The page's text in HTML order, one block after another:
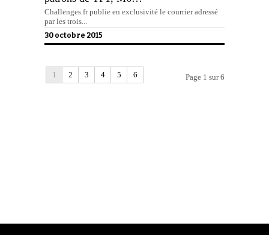
Challenges.fr publie en exclusivité le courrier adressé
par les trois...
30 octobre 2015
1 2 3 4 5 6 Page 1 sur 6